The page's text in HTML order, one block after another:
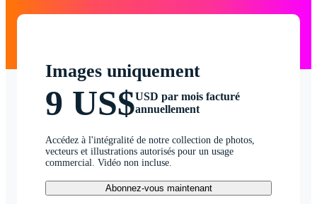
Images uniquement
9 US$USD par mois facturé
annuellement
Accédez à l'intégralité de notre collection de photos,
vecteurs et illustrations autorisés pour un usage
commercial. Vidéo non incluse.
Abonnez-vous maintenant